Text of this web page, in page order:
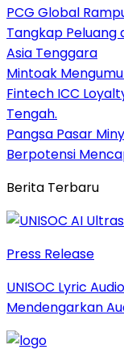
PCG Global
Tangkap Peluang
Asia Tenggara
Mintoak
Fintech ICC
Tengah.
Pangsa Pasar
Berpotensi
Berita Terbaru
Press Release
UNISOC Lyric
Mendengarkan